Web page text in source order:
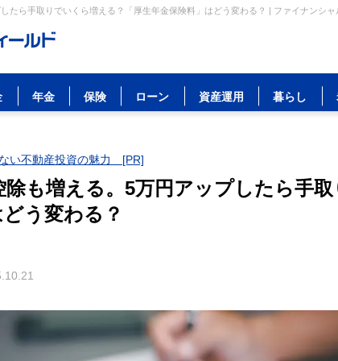
たら手取りでいくら増える？「厚生年金保険料」はどう変わる？ | ファイナンシャ
年金 保険 ローン 資産運用 暮らし
い不動産投資の魅力 [PR]
も増える。5万円アップしたら手
どう変わる？